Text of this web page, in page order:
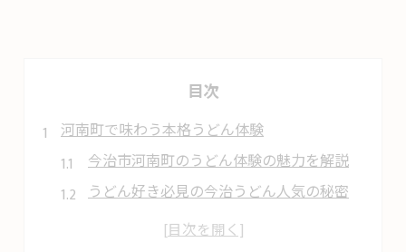
目次
河南町で味わう本格うどん体験
今治市河南町のうどん体験の魅力を解説
うどん好き必見の今治うどん人気の秘密
本格派もうなる今治うどんの楽しみ方